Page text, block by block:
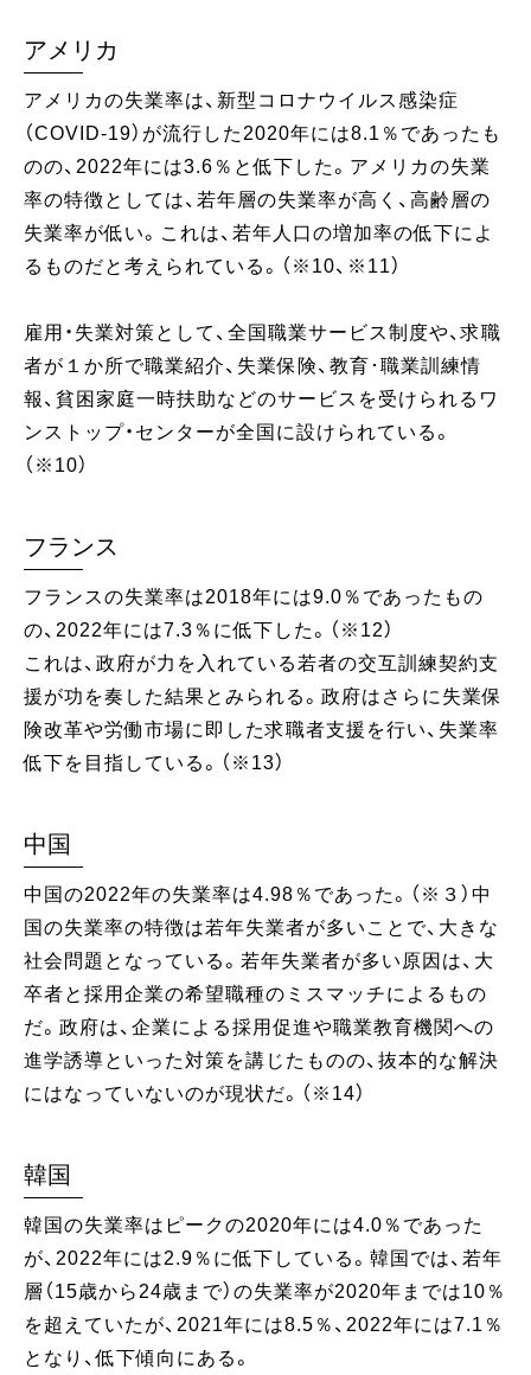
アメリカ
アメリカの失業率は、新型コロナウイルス感染症
（COVID-19）が流行した2020年には8.1％であったも
のの、2022年には3.6％と低下した。アメリカの失業
率の特徴としては、若年層の失業率が高く、高齢層の
失業率が低い。これは、若年人口の増加率の低下によ
るものだと考えられている。（※10、※11）
雇用・失業対策として、全国職業サービス制度や、求職
者が１か所で職業紹介、失業保険、教育･職業訓練情
報、貧困家庭一時扶助などのサービスを受けられるワ
ンストップ・センターが全国に設けられている。
（※10）
フランス
フランスの失業率は2018年には9.0％であったもの
の、2022年には7.3％に低下した。（※12）
これは、政府が力を入れている若者の交互訓練契約支
援が功を奏した結果とみられる。政府はさらに失業保
険改革や労働市場に即した求職者支援を行い、失業率
低下を目指している。（※13）
中国
中国の2022年の失業率は4.98％であった。（※３）中
国の失業率の特徴は若年失業者が多いことで、大きな
社会問題となっている。若年失業者が多い原因は、大
卒者と採用企業の希望職種のミスマッチによるもの
だ。政府は、企業による採用促進や職業教育機関への
進学誘導といった対策を講じたものの、抜本的な解決
にはなっていないのが現状だ。（※14）
韓国
韓国の失業率はピークの2020年には4.0％であった
が、2022年には2.9％に低下している。韓国では、若年
層（15歳から24歳まで）の失業率が2020年までは10％
を超えていたが、2021年には8.5％、2022年には7.1％
となり、低下傾向にある。